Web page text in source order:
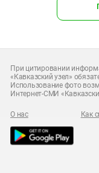
При цитировании
«Кавказский узел»
Использование фото
Интернет-СМИ
О нас Как